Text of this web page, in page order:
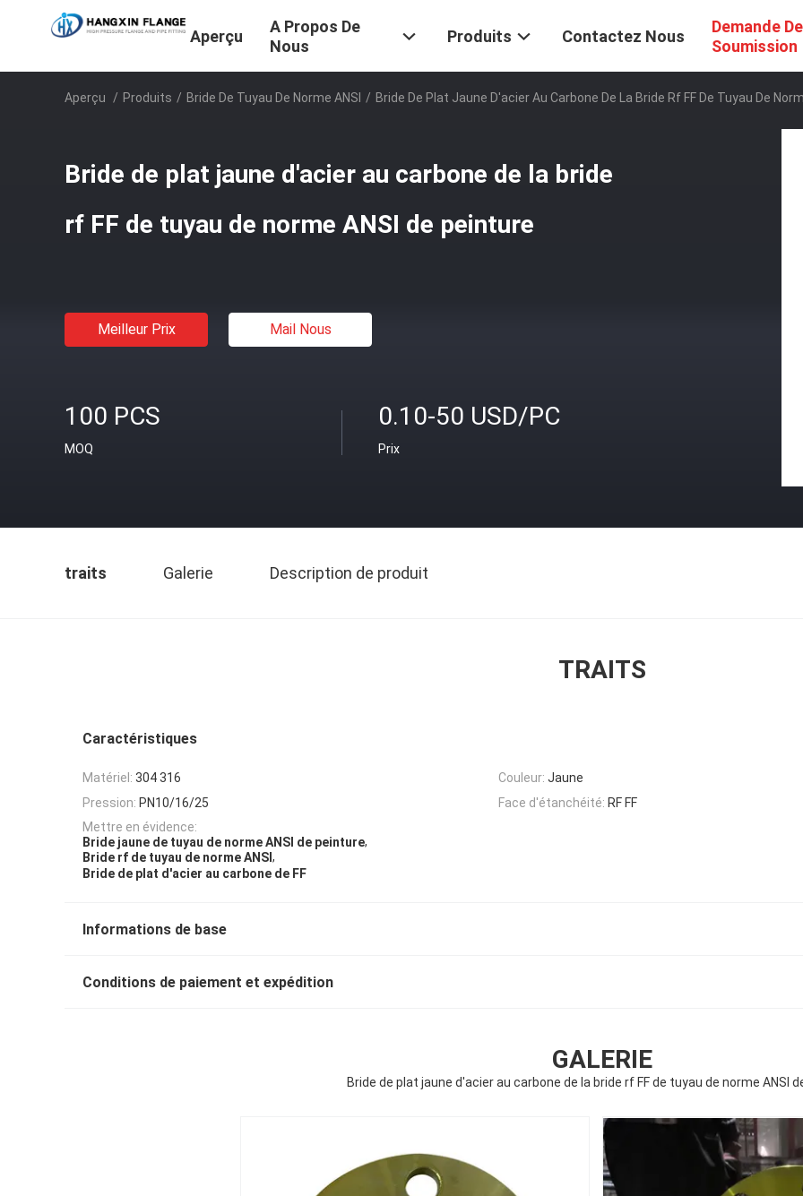
Aperçu
A Propos De
Nous
Produits Contactez Nous
Demande De
Soumission
Aperçu / Produits / Bride De Tuyau De Norme ANSI / Bride De Plat Jaune D'acier Au Carbone De La Bride Rf FF De Tuyau De
Bride de plat jaune d'acier au carbone de la bride
rf FF de tuyau de norme ANSI de peinture
Meilleur Prix Mail Nous
100 PCS
MOQ
0.10-50 USD/PC
Prix
traits Galerie Description de produit
TRAITS
Caractéristiques
Matériel: 304 316 Couleur: Jaune
Pression: PN10/16/25 Face d'étanchéité: RF FF
Mettre en évidence:
Bride jaune de tuyau de norme ANSI de peinture,
Bride rf de tuyau de norme ANSI ,
Bride de plat d'acier au carbone de FF
Informations de base
Conditions de paiement et expédition
GALERIE
Bride de plat jaune d'acier au carbone de la bride rf FF de tuyau de norme ANSI